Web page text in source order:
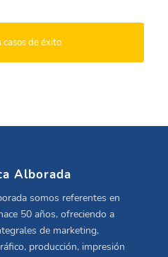
casos de éxito
Alborada
somos referentes en
50 años, ofreciendo a
de marketing,
producción, impresión